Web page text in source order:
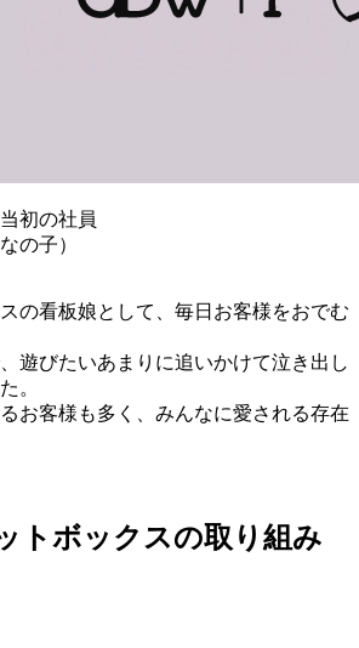
初の社員
の子）
の看板娘として、毎日お客様をおでむ
遊びたいあまりに追いかけて泣き出し
。
お客様も多く、みんなに愛される存在
トボックスの取り組み